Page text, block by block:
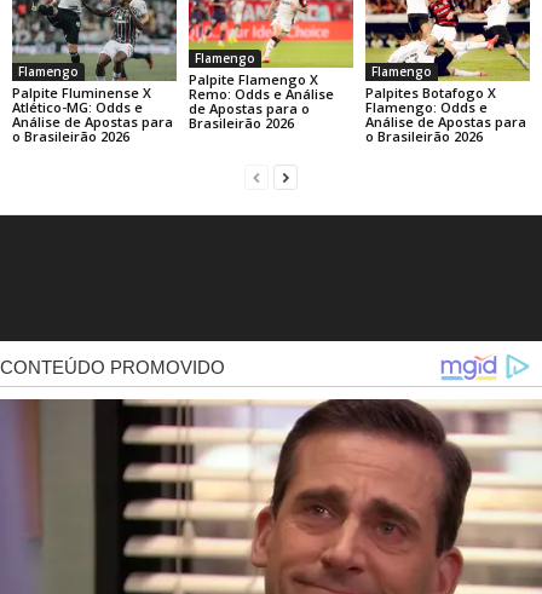
Flamengo
Palpite Fluminense X
Atlético-MG: Odds e
Análise de Apostas para
o Brasileirão 2026
Flamengo
Palpite Flamengo X
Remo: Odds e Análise
de Apostas para o
Brasileirão 2026
Flamengo
Palpites Botafogo X
Flamengo: Odds e
Análise de Apostas para
o Brasileirão 2026